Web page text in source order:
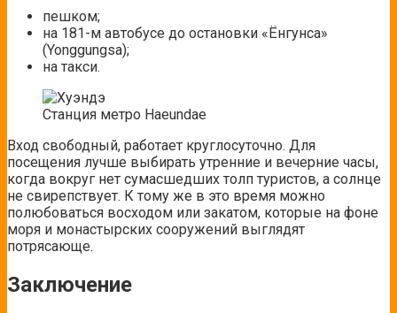
пешком;
на 181-м автобусе до остановки «Ёнгунса»
(Yonggungsa);
на такси.
Станция метро Haeundae
Вход свободный, работает круглосуточно. Для
посещения лучше выбирать утренние и вечерние часы,
когда вокруг нет сумасшедших толп туристов, а солнце
не свирепствует. К тому же в это время можно
полюбоваться восходом или закатом, которые на фоне
моря и монастырских сооружений выглядят
потрясающе.
Заключение